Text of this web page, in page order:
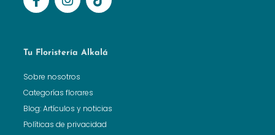
Tu Floristería Alkalá
Sobre nosotros
Categorías florares
Blog: Artículos y noticias
Políticas de privacidad